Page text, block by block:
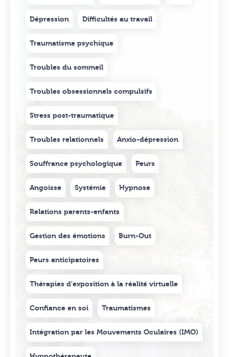
Dépression Difficultés au travail
Traumatisme psychique
Troubles du sommeil
Troubles obsessionnels compulsifs
Stress post-traumatique
Troubles relationnels Anxio-dépression
Souffrance psychologique Peurs
Angoisse Systémie Hypnose
Relations parents-enfants
Gestion des émotions Burn-Out
Peurs anticipatoires
Thérapies d'exposition à la réalité virtuelle
Confiance en soi Traumatismes
Intégration par les Mouvements Oculaires (IMO)